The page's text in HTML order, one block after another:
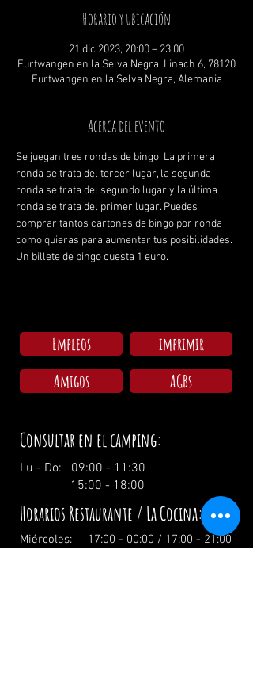
Horario y ubicación
21 dic 2023, 20:00 – 23:00
Furtwangen en la Selva Negra, Linach 6, 78120
Furtwangen en la Selva Negra, Alemania
Acerca del evento
Se juegan tres rondas de bingo. La primera
ronda se trata del tercer lugar, la segunda
ronda se trata del segundo lugar y la última
ronda se trata del primer lugar. Puedes
comprar tantos cartones de bingo por ronda
como quieras para aumentar tus posibilidades.
Un billete de bingo cuesta 1 euro.
Empleos
imprimir
Amigos
AGBs
Consultar en el camping:
Lu - Do: 09:00 - 11:30
15:00 - 18:00
Horarios Restaurante / La Cocina:
Miércoles: 17:00 - 00:00 / 17:00 - 21:00